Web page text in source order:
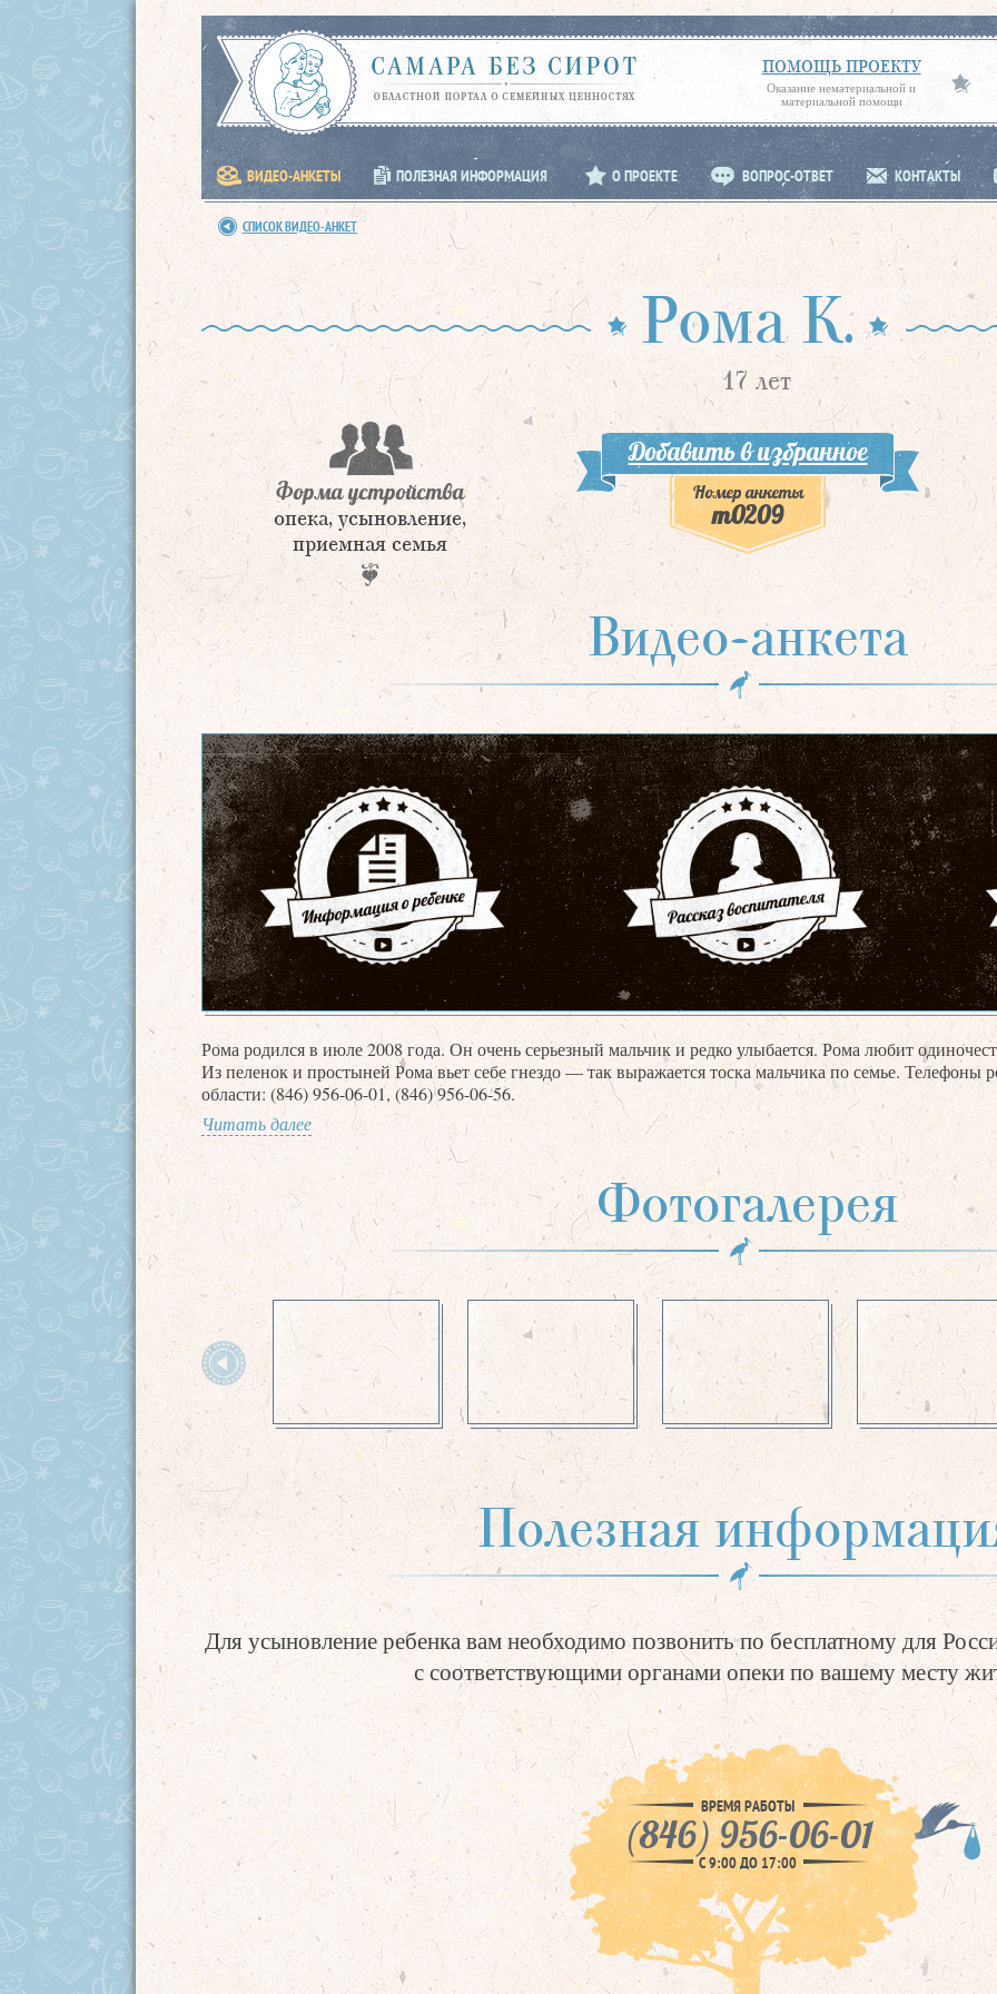
ПОМОЩЬ ПРОЕКТУ
Оказание нематериальной и
материальной помощи
ВИДЕО-АНКЕТЫ ПОЛЕЗНАЯ ИНФОРМАЦИЯ О ПРОЕКТЕ ВОПРОС-ОТВЕТ КОНТАКТЫ
СПИСОК ВИДЕО-АНКЕТ
Рома К.
17 лет
Форма устройства
опека, усыновление,
приемная семья
Добавить в избранное
Номер анкеты
m0209
Видео-анкета
Рома родился в июле 2008 года. Он очень серьезный мальчик и редко улыбается. Рома любит
Из пеленок и простыней Рома вьет себе гнездо — так выражается тоска мальчика по семье. Телефоны
области: (846) 956-06-01, (846) 956-06-56.
Читать далее
Фотогалерея
Полезная
Для усыновление ребенка вам необходимо позвонить по бесплатному для
с соответствующими органами опеки по вашему месту
ВРЕМЯ РАБОТЫ
(846) 956-06-01
С 9:00 ДО 17:00